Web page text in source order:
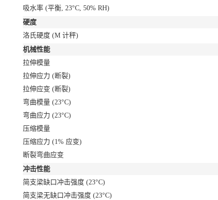
吸水率 (平衡, 23°C, 50% RH)
硬度
洛氏硬度 (M 计秤)
机械性能
拉伸模量
拉伸应力 (断裂)
拉伸应变 (断裂)
弯曲模量 (23°C)
弯曲应力 (23°C)
压缩模量
压缩应力 (1% 应变)
断裂弯曲应变
冲击性能
简支梁缺口冲击强度 (23°C)
简支梁无缺口冲击强度 (23°C)